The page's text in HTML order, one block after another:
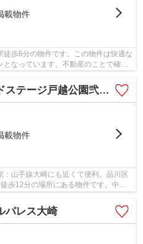
載物件
徒歩6分の物件です。この物件は快適な
なっています。不動産のことで確認
テージ戸越公園弐番館
載物件
山手線大崎にも近くて便利。品川区
歩12分の場所にある物件です。中古
パレス大崎